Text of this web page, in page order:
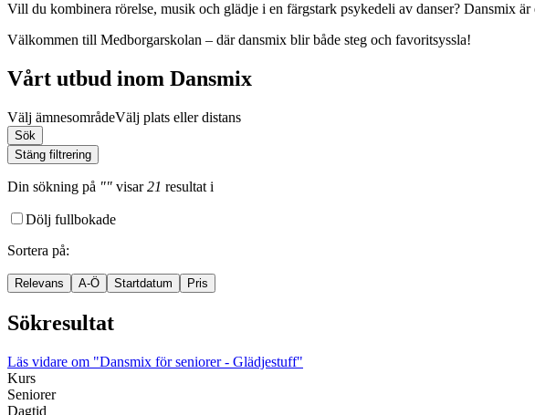
Vill du kombinera rörelse, musik och glädje i en färgstark psykedeli av danser? Dansmix
Välkommen till Medborgarskolan – där dansmix blir både steg och favoritsyssla!
Vårt utbud inom Dansmix
Välj ämnesområdeVälj plats eller distans
Sök
Stäng filtrering
Din sökning på "" visar21 resultat i
Dölj fullbokade
Sortera på:
Relevans A-Ö Startdatum Pris
Sökresultat
Läs vidare om "Dansmix för seniorer - Glädjestuff"
Kurs
Seniorer
Dagtid